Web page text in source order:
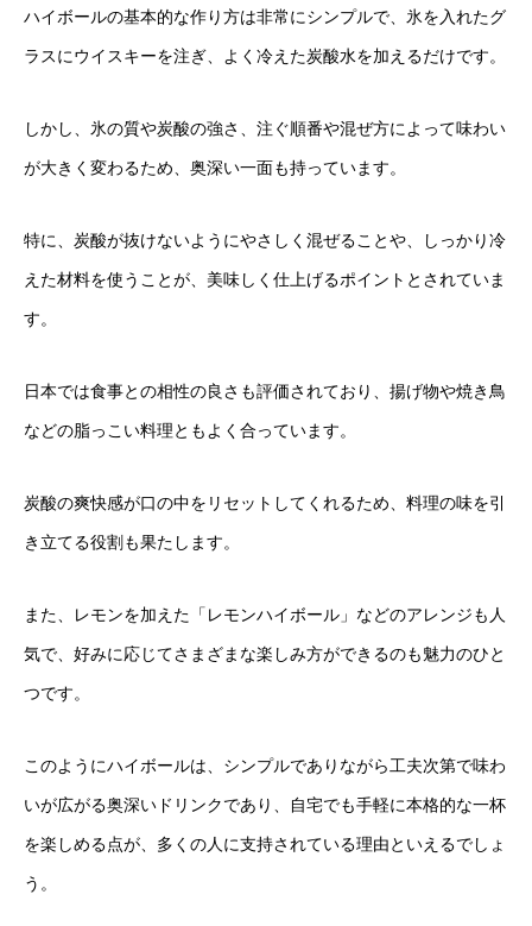
ハイボールの基本的な作り方は非常にシンプルで、氷を入れたグ
ラスにウイスキーを注ぎ、よく冷えた炭酸水を加えるだけです。
しかし、氷の質や炭酸の強さ、注ぐ順番や混ぜ方によって味わい
が大きく変わるため、奥深い一面も持っています。
特に、炭酸が抜けないようにやさしく混ぜることや、しっかり冷
えた材料を使うことが、美味しく仕上げるポイントとされていま
す。
日本では食事との相性の良さも評価されており、揚げ物や焼き鳥
などの脂っこい料理ともよく合っています。
炭酸の爽快感が口の中をリセットしてくれるため、料理の味を引
き立てる役割も果たします。
また、レモンを加えた「レモンハイボール」などのアレンジも人
気で、好みに応じてさまざまな楽しみ方ができるのも魅力のひと
つです。
このようにハイボールは、シンプルでありながら工夫次第で味わ
いが広がる奥深いドリンクであり、自宅でも手軽に本格的な一杯
を楽しめる点が、多くの人に支持されている理由といえるでしょ
う。